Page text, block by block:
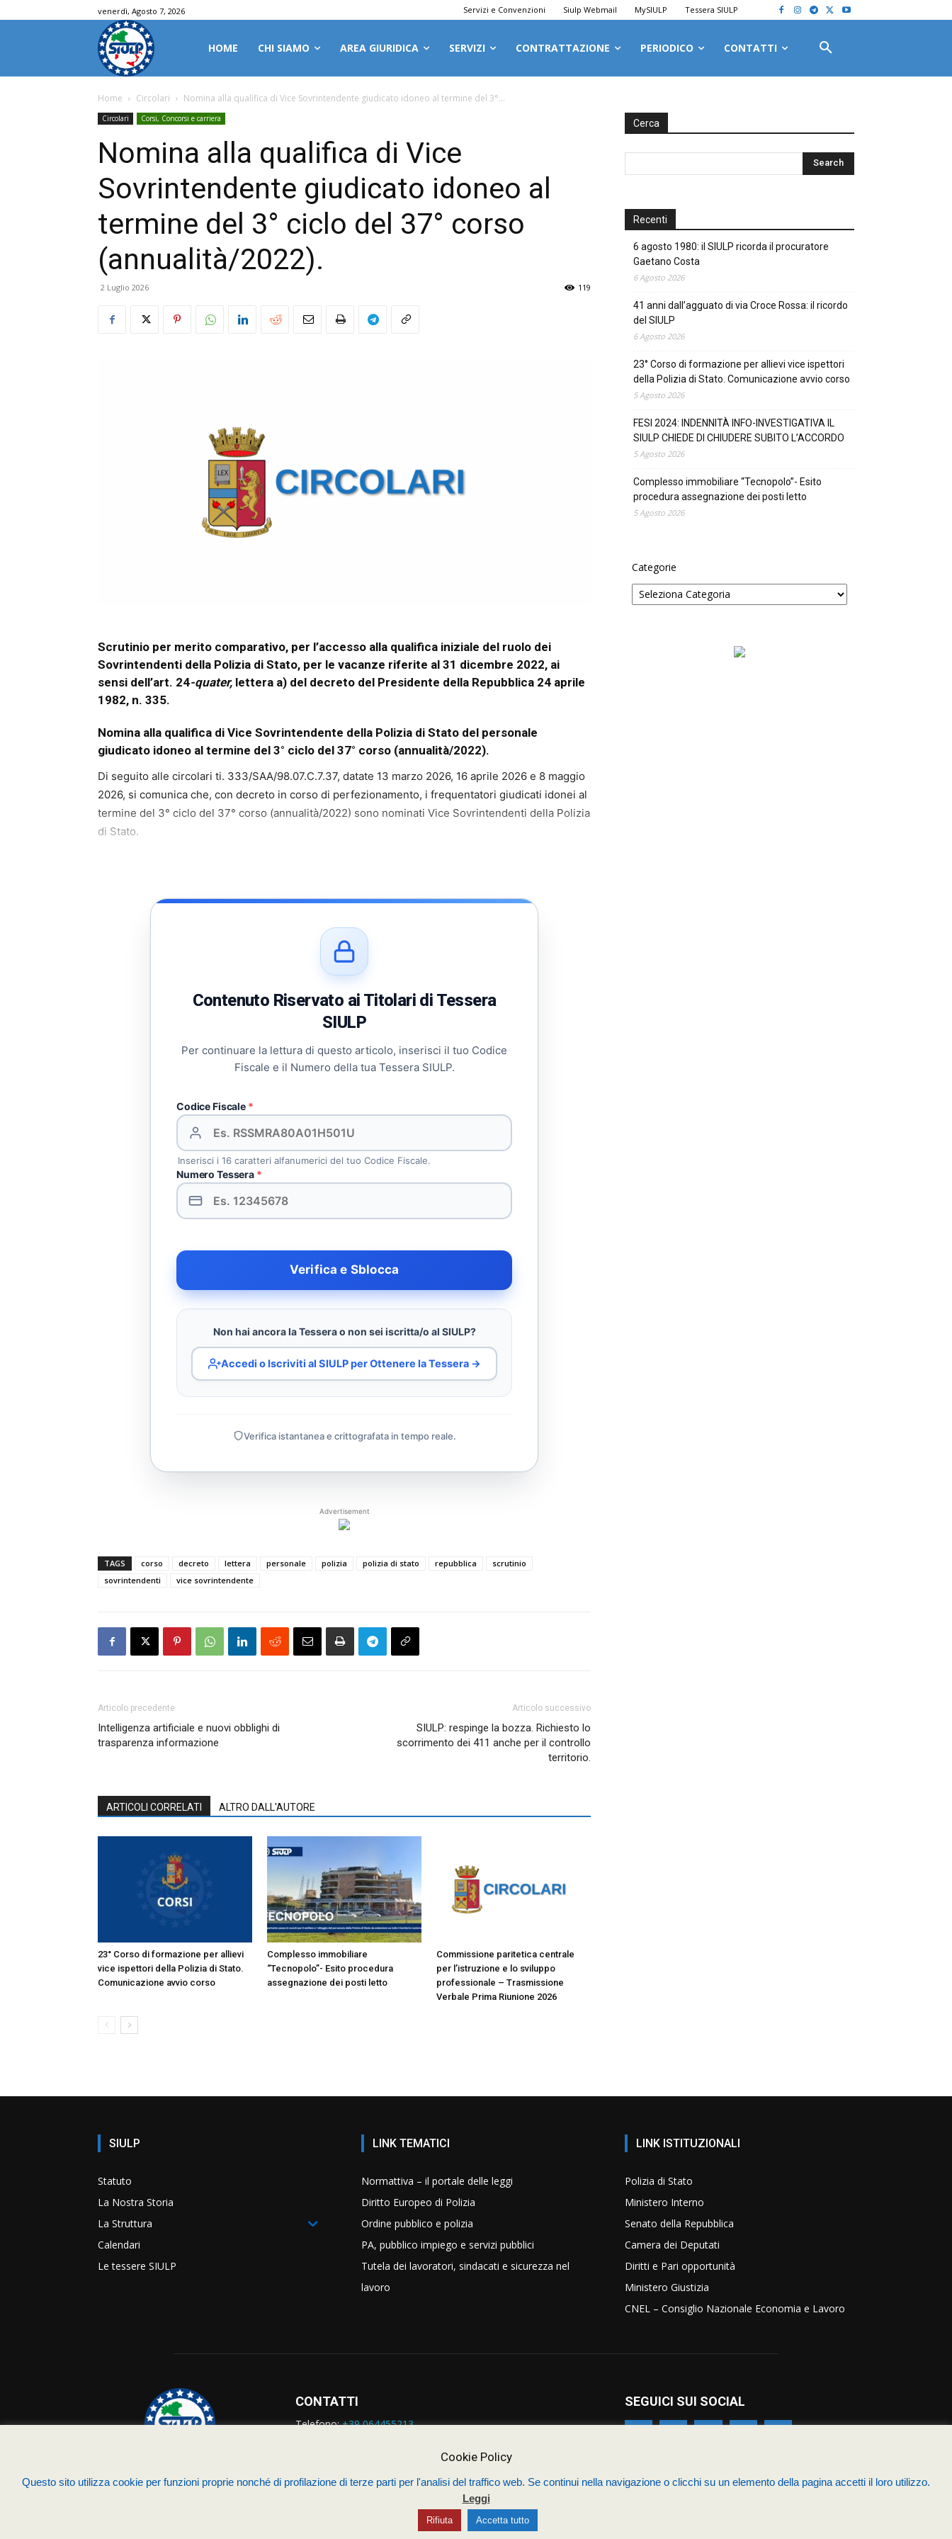
venerdì, Agosto 7, 2026 Servizi e Convenzioni Siulp Webmail MySIULP Tessera SIULP
HOME CHI SIAMO AREA GIURIDICA SERVIZI CONTRATTAZIONE PERIODICO CONTATTI
Home Circolari Nomina alla qualifica di Vice Sovrintendente giudicato idoneo al termine del 3°...
Circolari Corsi, Concorsi e carriera
Nomina alla qualifica di Vice
Sovrintendente giudicato idoneo al
termine del 3° ciclo del 37° corso
(annualità/2022).
2 Luglio 2026 119
Scrutinio per merito comparativo, per l’accesso alla qualifica iniziale del ruolo dei
Sovrintendenti della Polizia di Stato, per le vacanze riferite al 31 dicembre 2022, ai
sensi dell’art. 24-quater, lettera a) del decreto del Presidente della Repubblica 24 aprile
1982, n. 335.
Nomina alla qualifica di Vice Sovrintendente della Polizia di Stato del personale
giudicato idoneo al termine del 3° ciclo del 37° corso (annualità/2022).
Di seguito alle circolari ti. 333/SAA/98.07.C.7.37, datate 13 marzo 2026, 16 aprile 2026 e 8 maggio
2026, si comunica che, con decreto in corso di perfezionamento, i frequentatori giudicati idonei al
termine del 3° ciclo del 37° corso (annualità/2022) sono nominati Vice Sovrintendenti della Polizia
di Stato.
Contenuto Riservato ai Titolari di Tessera
SIULP
Per continuare la lettura di questo articolo, inserisci il tuo Codice
Fiscale e il Numero della tua Tessera SIULP.
Codice Fiscale *
Inserisci i 16 caratteri alfanumerici del tuo Codice Fiscale.
Numero Tessera *
Verifica e Sblocca
Non hai ancora la Tessera o non sei iscritta/o al SIULP?
Accedi o Iscriviti al SIULP per Ottenere la Tessera →
Verifica istantanea e crittografata in tempo reale.
Advertisement
TAGS corso decreto lettera personale polizia polizia di stato repubblica
scrutinio
sovrintendenti
vice sovrintendente
Articolo precedente
Intelligenza artificiale e nuovi obblighi di
trasparenza informazione
Articolo successivo
SIULP: respinge la bozza. Richiesto lo
scorrimento dei 411 anche per il controllo
territorio.
ARTICOLI CORRELATI ALTRO DALL'AUTORE
23° Corso di formazione per allievi
vice ispettori della Polizia di Stato.
Comunicazione avvio corso
Complesso immobiliare
“Tecnopolo”- Esito procedura
assegnazione dei posti letto
Commissione paritetica centrale
per l’istruzione e lo sviluppo
professionale – Trasmissione
Verbale Prima Riunione 2026
Cerca
Recenti
6 agosto 1980: il SIULP ricorda il procuratore
Gaetano Costa
6 Agosto 2026
41 anni dall’agguato di via Croce Rossa: il ricordo
del SIULP
6 Agosto 2026
23° Corso di formazione per allievi vice ispettori
della Polizia di Stato. Comunicazione avvio corso
5 Agosto 2026
FESI 2024: INDENNITÀ INFO-INVESTIGATIVA IL
SIULP CHIEDE DI CHIUDERE SUBITO L’ACCORDO
5 Agosto 2026
Complesso immobiliare “Tecnopolo”- Esito
procedura assegnazione dei posti letto
5 Agosto 2026
Categorie
SIULP
Statuto
La Nostra Storia
La Struttura
Calendari
Le tessere SIULP
LINK TEMATICI
Normattiva – il portale delle leggi
Diritto Europeo di Polizia
Ordine pubblico e polizia
PA, pubblico impiego e servizi pubblici
Tutela dei lavoratori, sindacati e sicurezza nel
lavoro
LINK ISTITUZIONALI
Polizia di Stato
Ministero Interno
Senato della Repubblica
Camera dei Deputati
Diritti e Pari opportunità
Ministero Giustizia
CNEL – Consiglio Nazionale Economia e Lavoro
CONTATTI
Telefono:+39 064455213
SEGUICI SUI SOCIAL
Sindacato Italiano Unitario dei Lavoratori della Polizia
Contatti
Politica dei cookie (UE)
Cookie Policy
Questo sito utilizza cookie per funzioni proprie nonché di profilazione di terze parti per l'analisi del traffico web. Se continui nella navigazione o clicchi su un elemento della pagina accetti il loro utilizzo.
Leggi
Rifiuta Accetta tutto